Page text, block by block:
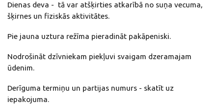
Dienas deva - tā var atšķirties atkarībā no suņa vecuma,
šķirnes un fiziskās aktivitātes.
Pie jauna uztura režīma pieradināt pakāpeniski.
Nodrošināt dzīvniekam piekļuvi svaigam dzeramajam
ūdenim.
Derīguma termiņu un partijas numurs - skatīt uz
iepakojuma.